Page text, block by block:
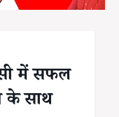
में सफल
के साथ